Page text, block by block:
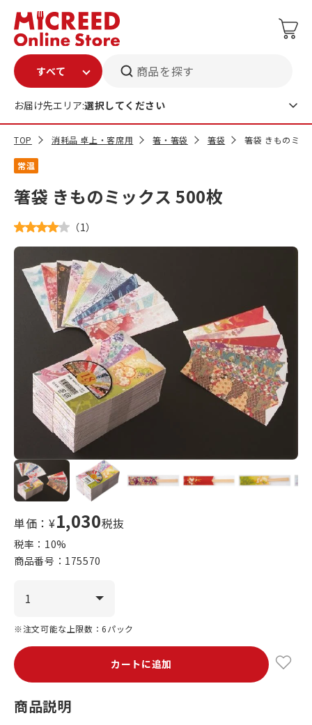
商品を探す
お届け先エリア:選択してください
TOP 消耗品 卓上・客席用 箸・箸袋 箸袋 箸袋 きものミ
常温
箸袋 きものミックス 500枚
（1）
単価：¥1,030税抜
税率： 10%
商品番号： 175570
※注文可能な上限数：6パック
カートに追加
商品説明